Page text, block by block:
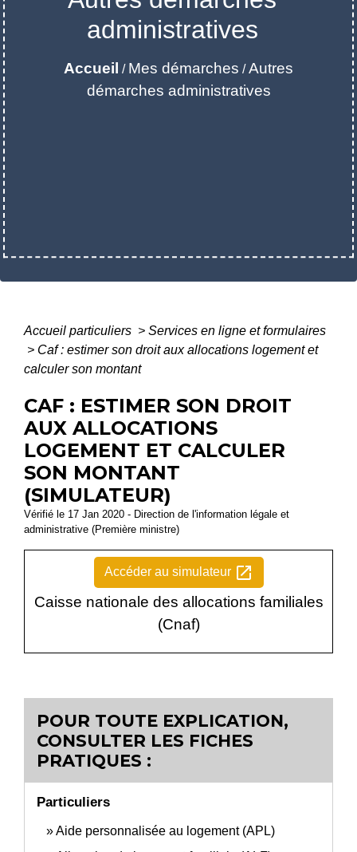
administratives
Accueil / Mes démarches /Autres
démarches administratives
Accueil particuliers > Services en ligne et formulaires
> Caf : estimer son droit aux allocations logement et
calculer son montant
CAF : ESTIMER SON DROIT
AUX ALLOCATIONS
LOGEMENT ET CALCULER
SON MONTANT
(SIMULATEUR)
Vérifié le 17 Jan 2020 - Direction de l'information légale et
administrative (Première ministre)
Accéder au simulateur open_in_new
Caisse nationale des allocations familiales
(Cnaf)
POUR TOUTE EXPLICATION,
CONSULTER LES FICHES
PRATIQUES :
Particuliers
Aide personnalisée au logement (APL)